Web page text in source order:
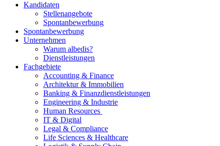
Kandidaten
Stellenangebote
Spontanbewerbung
Spontanbewerbung
Unternehmen
Warum albedis?
Dienstleistungen
Fachgebiete
Accounting & Finance
Architektur & Immobilien
Banking & Finanzdienstleistungen
Engineering & Industrie
Human Resources
IT & Digital
Legal & Compliance
Life Sciences & Healthcare